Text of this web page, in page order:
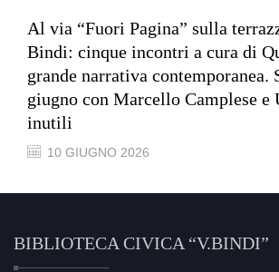
Al via “Fuori Pagina” sulla
Bindi: cinque incontri a cura di
grande narrativa contemporanea.
giugno con Marcello Camplese e
inutili
10 GIUGNO 2026
BIBLIOTECA CIVICA “V.BINDI”